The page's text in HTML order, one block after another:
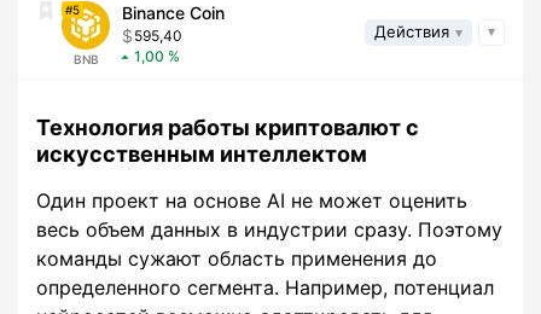
5
BNB
Binance Coin
595,40
1,00
Действия
Технология работы криптовалют с
искусственным интеллектом
Один проект на основе AI не может оценить
весь объем данных в индустрии сразу. Поэтому
команды сужают область применения до
определенного сегмента. Например, потенциал